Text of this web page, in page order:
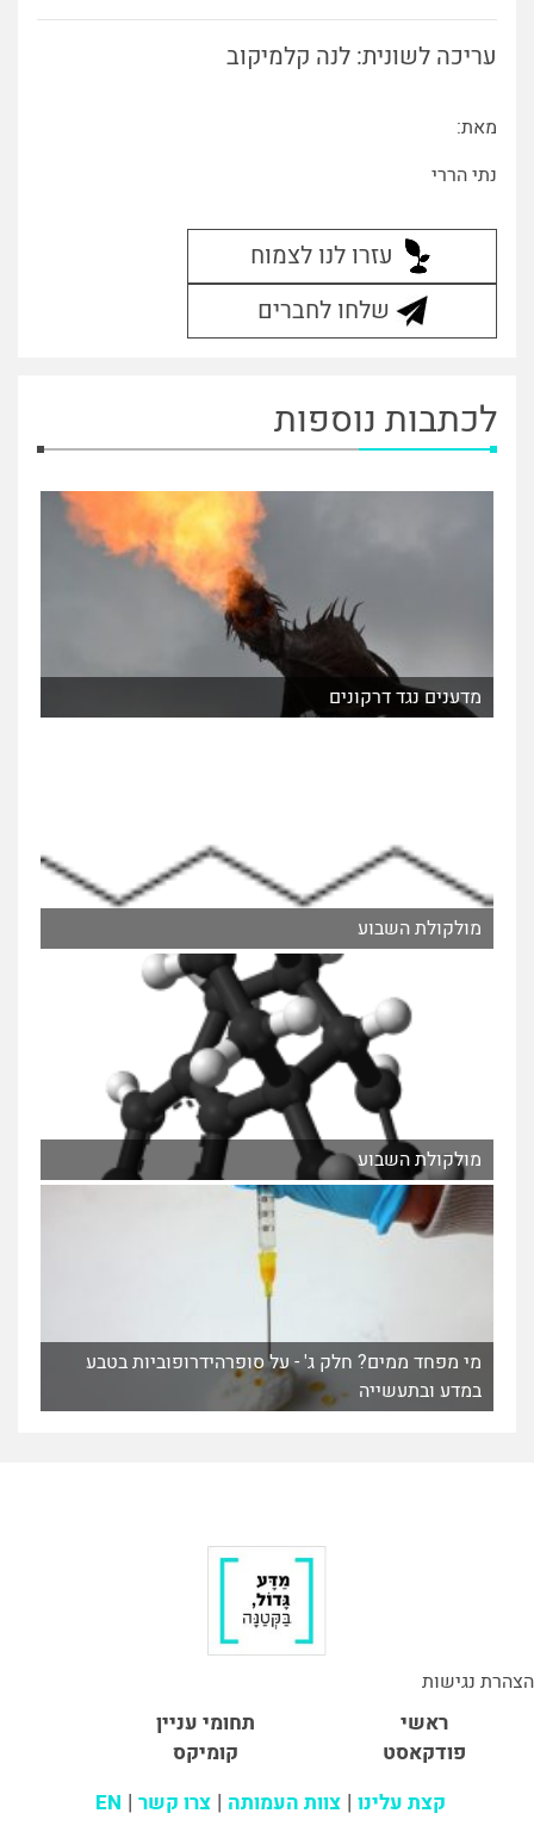
עריכה לשונית: לנה קלמיקוב
מאת:
נתי הררי
עזרו לנו לצמוח
שלחו לחברים
לכתבות נוספות
מדענים נגד דרקונים
מולקולת השבוע
מולקולת השבוע
מי מפחד ממים? חלק ג' - על סופרהידרופוביות בטבע
במדע ובתעשייה
הצהרת נגישות
ראשי
תחומי עניין
פודקאסט
קומיקס
קצת עלינו צוות העמותה צרו קשר EN